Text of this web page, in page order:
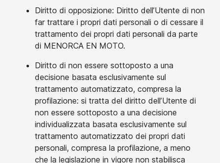
Diritto di opposizione: Diritto dell’Utente di non
far trattare i propri dati personali o di cessare il
trattamento dei propri dati personali da parte
di MENORCA EN MOTO.
Diritto di non essere sottoposto a una
decisione basata esclusivamente sul
trattamento automatizzato, compresa la
profilazione: si tratta del diritto dell’Utente di
non essere sottoposto a una decisione
individualizzata basata esclusivamente sul
trattamento automatizzato dei propri dati
personali, compresa la profilazione, a meno
che la legislazione in vigore non stabilisca